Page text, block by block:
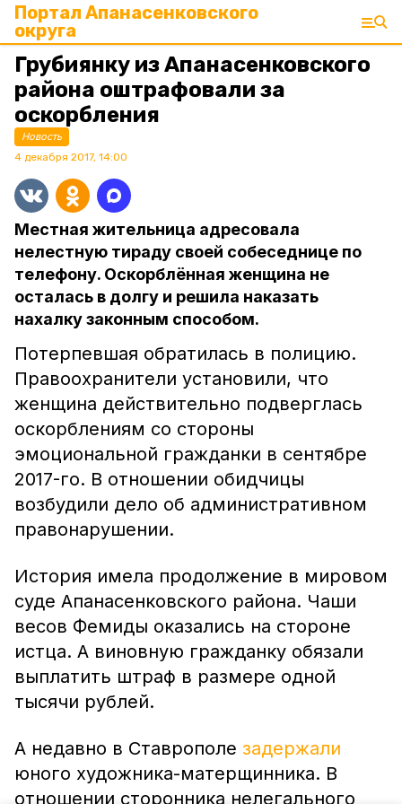
Портал Апанасенковского
округа
Грубиянку из Апанасенковского
района оштрафовали за
оскорбления
Новость
4 декабря 2017, 14:00
Местная жительница адресовала
нелестную тираду своей собеседнице по
телефону. Оскорблённая женщина не
осталась в долгу и решила наказать
нахалку законным способом.
Потерпевшая обратилась в полицию.
Правоохранители установили, что
женщина действительно подверглась
оскорблениям со стороны
эмоциональной гражданки в сентябре
2017-го. В отношении обидчицы
возбудили дело об административном
правонарушении.
История имела продолжение в мировом
суде Апанасенковского района. Чаши
весов Фемиды оказались на стороне
истца. А виновную гражданку обязали
выплатить штраф в размере одной
тысячи рублей.
А недавно в Ставрополе задержали
юного художника-матерщинника. В
отношении сторонника нелегального